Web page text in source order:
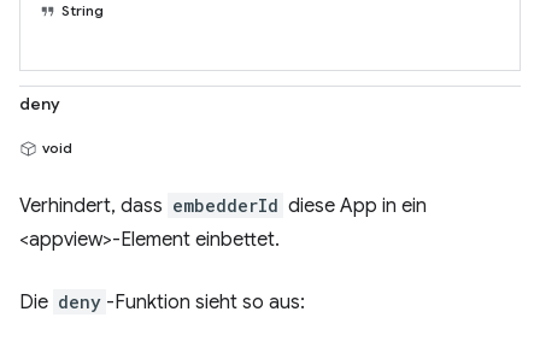
String
deny
void
Verhindert, dass embedderId diese App in ein
<appview>-Element einbettet.
Die deny -Funktion sieht so aus: